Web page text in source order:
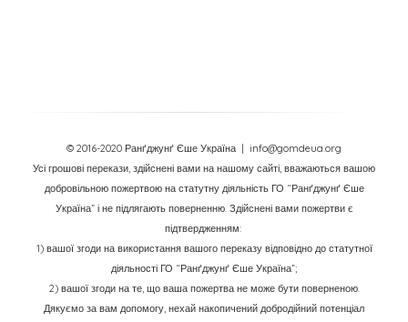
© 2016-2020 Ранґджунґ Єше Україна
| info@gomdeua.org
Усі грошові перекази, здійснені вами на нашому сайті, вважаються вашою
добровільною пожертвою на статутну діяльність ГО “Ранґджунґ Єше
Україна” і не підлягають поверненню. Здійснені вами пожертви є
підтвердженням:
1) вашої згоди на використання вашого переказу відповідно до статутної
діяльності ГО “Ранґджунґ Єше Україна”;
2) вашої згоди на те, що ваша пожертва не може бути поверненою.
Дякуємо за вам допомогу, нехай накопичений добродійний потенціал